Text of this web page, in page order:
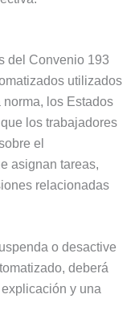
del Convenio 193
utilizados
los Estados
los trabajadores
el
asignan tareas,
relacionadas
o desactive
deberá
y una